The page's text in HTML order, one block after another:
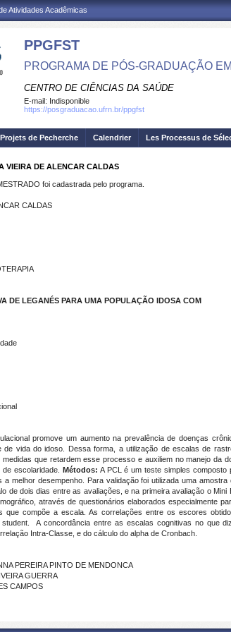
Atividades Acadêmicas
PPGFST
PROGRAMA DE PÓS-GRADUAÇÃO
CENTRO DE CIÊNCIAS DA SAÚDE
E-mail: Indisponible
https://posgraduacao.ufrn.br/ppgfst
Projets de Pecherche Calendrier Les Processus de
VIEIRA DE ALENCAR CALDAS
foi cadastrada pelo programa.
CALDAS
DE LEGANÉS PARA UMA POPULAÇÃO IDOSA COM
promove um aumento na prevalência de doenças
de vida do idoso. Dessa forma, a utilização de escalas de
que retardem esse processo e auxiliem no manejo da
escolaridade. Métodos: A PCL é um teste simples
melhor desempenho. Para validação foi utilizada uma
de dois dias entre as avaliações, e na primeira avaliação o
através de questionários elaborados especialmente
que compõe a escala. As correlações entre os escores
A concordância entre as escalas cognitivas no que
Intra-Classe, e do cálculo do alpha de Cronbach.
PEREIRA PINTO DE MENDONCA
GUERRA
CAMPOS